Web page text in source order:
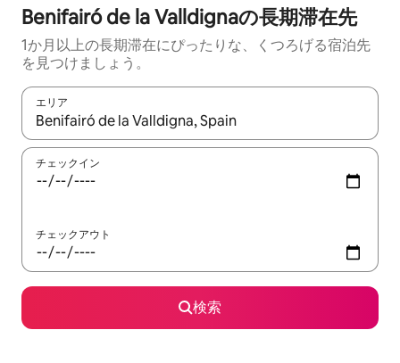
Benifairó de la Valldignaの長期滞在先
1か月以上の長期滞在にぴったりな、くつろげる宿泊先
を見つけましょう。
エリア
検索結果が表示されたら、上下の矢印キーを使って移動するか
チェックイン
チェックアウト
検索